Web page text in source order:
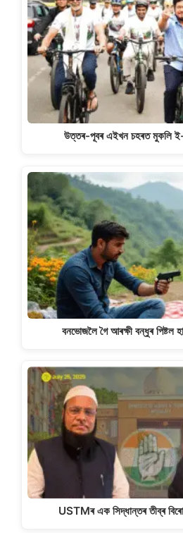
উত্তৰ-পূবৰ এইখন চহৰত মুকলি ই-
বনভোজলৈ গৈ আৰক্ষী বন্ধুৰ
USTMৰ এক সিদ্ধান্তৰ তীব্ৰ